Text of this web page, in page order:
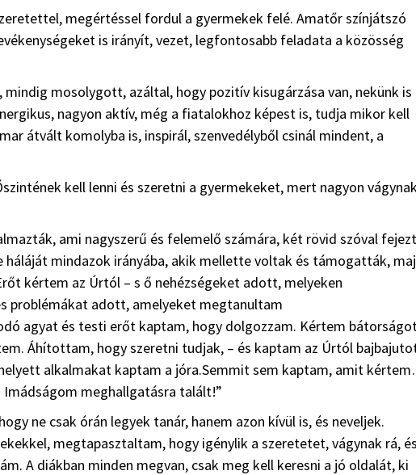
megértéssel fordul a gyermekek felé. Amatőr színjátszó
is irányít, vezet, legfontosabb feladata a közösség
mosolygott, azáltal, hogy pozitív kisugárzása van, nekünk is
nagyon aktív, még a fiatalokhoz képest is, tudja mikor kell
átvált komolyba is, inspirál, szenvedélyből csinál mindent, a
kell lenni és szeretni a gyermekeket, mert nagyon
ami nagyszerű és felemelő számára, két rövid szóval
háláját mindazok irányába, akik mellette voltak és támogatták,
kértem az Úrtól – s ő nehézségeket adott, melyeken
problémákat adott, amelyeket megtanultam
agyat és testi erőt kaptam, hogy dolgozzam. Kértem
Áhítottam, hogy szeretni tudjak, – és kaptam az Úrtól
alkalmakat kaptam a jóra.Semmit sem kaptam, amit
meghallgatásra talált!”
ne csak órán legyek tanár, hanem azon kívül is, és neveljek.
megtapasztaltam, hogy igénylik a szeretetet, vágynak rá,
A diákban minden megvan, csak meg kell keresni a jó oldalát, ki